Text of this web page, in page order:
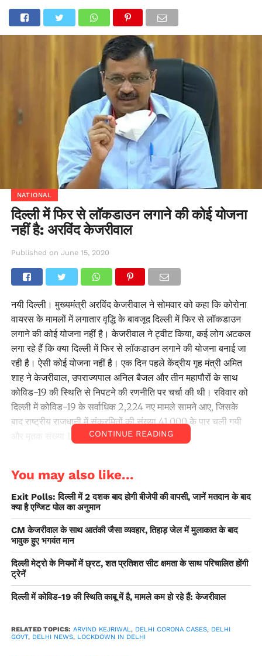
NATIONAL
दिल्ली में फिर से लॉकडाउन लगाने की कोई योजना
नहीं है: अरविंद केजरीवाल
Published on June 15, 2020
नयी दिल्ली। मुख्यमंत्री अरविंद केजरीवाल ने सोमवार को कहा कि कोरोना
वायरस के मामलों में लगातार वृद्धि के बावजूद दिल्ली में फिर से लॉकडाउन
लगाने की कोई योजना नहीं है। केजरीवाल ने ट्वीट किया, कई लोग अटकल
लगा रहे हैं कि क्या दिल्ली में फिर से लॉकडाउन लगाने की योजना बनाई जा
रही है। ऐसी कोई योजना नहीं है। एक दिन पहले केंद्रीय गृह मंत्री अमित
शाह ने केजरीवाल, उपराज्यपाल अनिल बैजल और तीन महापौरों के साथ
कोविड-19 की स्थिति से निपटने की रणनीति पर चर्चा की थी। रविवार को
दिल्ली में कोविड-19 के सर्वाधिक 2,224 नए मामले सामने आए, जिसके
बाद राष्ट्रीय राजधानी में संक्रमितों की संख्या 41,000 के पार चली गयी
और मृतक संख्या 1,327 पहुंच गई।CONTINUE READING
You may also like...
Exit Polls: दिल्ली में 2 दशक बाद होगी बीजेपी की वापसी, जानें मतदान के बाद
क्या है एग्जिट पोल का अनुमान
CM केजरीवाल के साथ आतंकी जैसा व्यवहार, तिहाड़ जेल में मुलाकात के बाद
भावुक हुए भगवंत मान
दिल्ली मेट्रो के नियमों में छ्रट, शत प्रतिशत सीट क्षमता के साथ परिचालित होंगी
ट्रेनें
दिल्ली में कोविड-19 की स्थिति काबू में है, मामले कम हो रहे हैं: केजरीवाल
RELATED TOPICS: ARVIND KEJRIWAL, DELHI CORONA CASES, DELHI
GOVT, DELHI NEWS, LOCKDOWN IN DELHI